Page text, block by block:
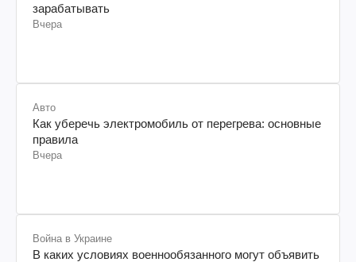
зарабатывать
Вчера
Авто
Как уберечь электромобиль от перегрева: основные
правила
Вчера
Война в Украине
В каких условиях военнообязанного могут объявить